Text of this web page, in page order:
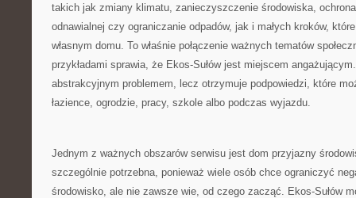
takich jak zmiany klimatu, zanieczyszczenie środowiska,
odnawialnej czy ograniczanie odpadów, jak i małych kroków,
własnym domu. To właśnie połączenie ważnych tematów
przykładami sprawia, że Ekos-Sułów jest miejscem
abstrakcyjnym problemem, lecz otrzymuje podpowiedzi, które
łazience, ogrodzie, pracy, szkole albo podczas wyjazdu.
Jednym z ważnych obszarów serwisu jest dom przyjazny
szczególnie potrzebna, ponieważ wiele osób chce ograniczyć
środowisko, ale nie zawsze wie, od czego zacząć. Ekos-Sułów